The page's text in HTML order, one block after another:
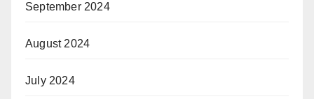
September 2024
August 2024
July 2024